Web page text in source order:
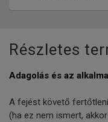
Részletes
Adagolás és az
A fejést követő
(ha ez nem ismert,